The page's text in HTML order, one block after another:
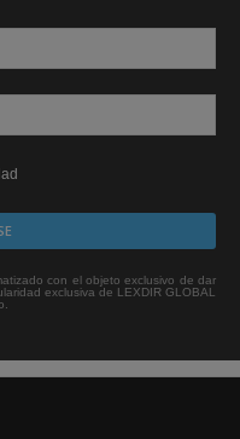
con el objeto exclusivo de dar
exclusiva de LEXDIR GLOBAL